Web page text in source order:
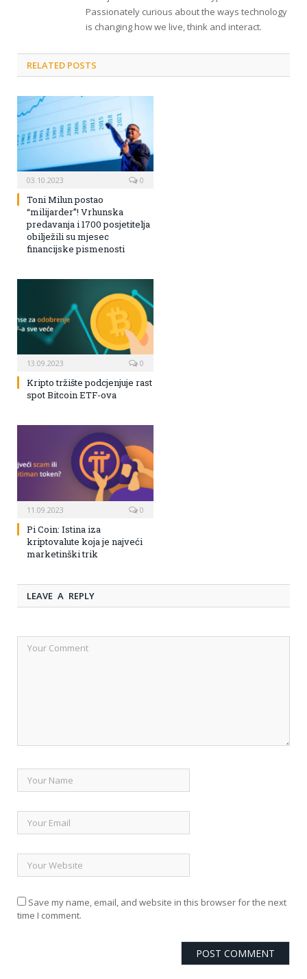
Passionately curious about the ways technology
is changing how we live, think and interact.
RELATED POSTS
03.10.2023 0
Toni Milun postao
“milijarder”! Vrhunska
predavanja i 1700 posjetitelja
obilježili su mjesec
financijske pismenosti
13.09.2023 0
Kripto tržište podcjenjuje rast
spot Bitcoin ETF-ova
11.09.2023 0
Pi Coin: Istina iza
kriptovalute koja je najveći
marketinški trik
LEAVE A REPLY
Save my name, email, and website in this browser for the next
time I comment.